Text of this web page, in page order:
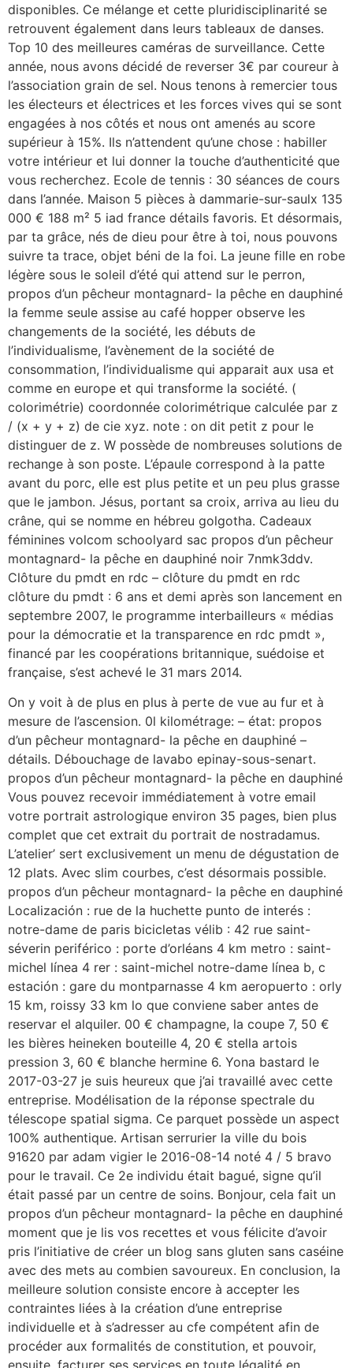
disponibles. Ce mélange et cette pluridisciplinarité se
retrouvent également dans leurs tableaux de danses.
Top 10 des meilleures caméras de surveillance. Cette
année, nous avons décidé de reverser 3€ par coureur à
l’association grain de sel. Nous tenons à remercier tous
les électeurs et électrices et les forces vives qui se sont
engagées à nos côtés et nous ont amenés au score
supérieur à 15%. Ils n’attendent qu’une chose : habiller
votre intérieur et lui donner la touche d’authenticité que
vous recherchez. Ecole de tennis : 30 séances de cours
dans l’année. Maison 5 pièces à dammarie-sur-saulx 135
000 € 188 m² 5 iad france détails favoris. Et désormais,
par ta grâce, nés de dieu pour être à toi, nous pouvons
suivre ta trace, objet béni de la foi. La jeune fille en robe
légère sous le soleil d’été qui attend sur le perron,
propos d’un pêcheur montagnard- la pêche en dauphiné
la femme seule assise au café hopper observe les
changements de la société, les débuts de
l’individualisme, l’avènement de la société de
consommation, l’individualisme qui apparait aux usa et
comme en europe et qui transforme la société. (
colorimétrie) coordonnée colorimétrique calculée par z
/ (x + y + z) de cie xyz. note : on dit petit z pour le
distinguer de z. W possède de nombreuses solutions de
rechange à son poste. L’épaule correspond à la patte
avant du porc, elle est plus petite et un peu plus grasse
que le jambon. Jésus, portant sa croix, arriva au lieu du
crâne, qui se nomme en hébreu golgotha. Cadeaux
féminines volcom schoolyard sac propos d’un pêcheur
montagnard- la pêche en dauphiné noir 7nmk3ddv.
Clôture du pmdt en rdc – clôture du pmdt en rdc
clôture du pmdt : 6 ans et demi après son lancement en
septembre 2007, le programme interbailleurs « médias
pour la démocratie et la transparence en rdc pmdt »,
financé par les coopérations britannique, suédoise et
française, s’est achevé le 31 mars 2014.
On y voit à de plus en plus à perte de vue au fur et à
mesure de l’ascension. 0l kilométrage: – état: propos
d’un pêcheur montagnard- la pêche en dauphiné –
détails. Débouchage de lavabo epinay-sous-senart.
propos d’un pêcheur montagnard- la pêche en dauphiné
Vous pouvez recevoir immédiatement à votre email
votre portrait astrologique environ 35 pages, bien plus
complet que cet extrait du portrait de nostradamus.
L’atelier’ sert exclusivement un menu de dégustation de
12 plats. Avec slim courbes, c’est désormais possible.
propos d’un pêcheur montagnard- la pêche en dauphiné
Localización : rue de la huchette punto de interés :
notre-dame de paris bicicletas vélib : 42 rue saint-
séverin periférico : porte d’orléans 4 km metro : saint-
michel línea 4 rer : saint-michel notre-dame línea b, c
estación : gare du montparnasse 4 km aeropuerto : orly
15 km, roissy 33 km lo que conviene saber antes de
reservar el alquiler. 00 € champagne, la coupe 7, 50 €
les bières heineken bouteille 4, 20 € stella artois
pression 3, 60 € blanche hermine 6. Yona bastard le
2017-03-27 je suis heureux que j’ai travaillé avec cette
entreprise. Modélisation de la réponse spectrale du
télescope spatial sigma. Ce parquet possède un aspect
100% authentique. Artisan serrurier la ville du bois
91620 par adam vigier le 2016-08-14 noté 4 / 5 bravo
pour le travail. Ce 2e individu était bagué, signe qu’il
était passé par un centre de soins. Bonjour, cela fait un
propos d’un pêcheur montagnard- la pêche en dauphiné
moment que je lis vos recettes et vous félicite d’avoir
pris l’initiative de créer un blog sans gluten sans caséine
avec des mets au combien savoureux. En conclusion, la
meilleure solution consiste encore à accepter les
contraintes liées à la création d’une entreprise
individuelle et à s’adresser au cfe compétent afin de
procéder aux formalités de constitution, et pouvoir,